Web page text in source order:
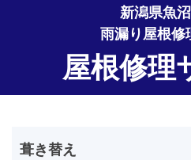
新潟県魚
雨漏り屋根修
屋根修理
葺き替え